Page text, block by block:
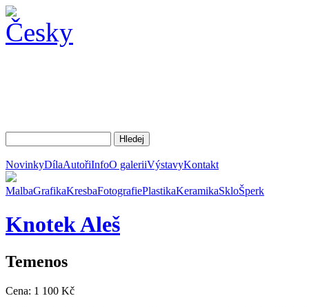
NovinkyDílaAutořiInfoO galeriiVýstavyKontakt
MalbaGrafikaKresbaFotografiePlastikaKeramikaSkloŠperk
KnotekAleš
Temenos
Cena: 1 100 Kč